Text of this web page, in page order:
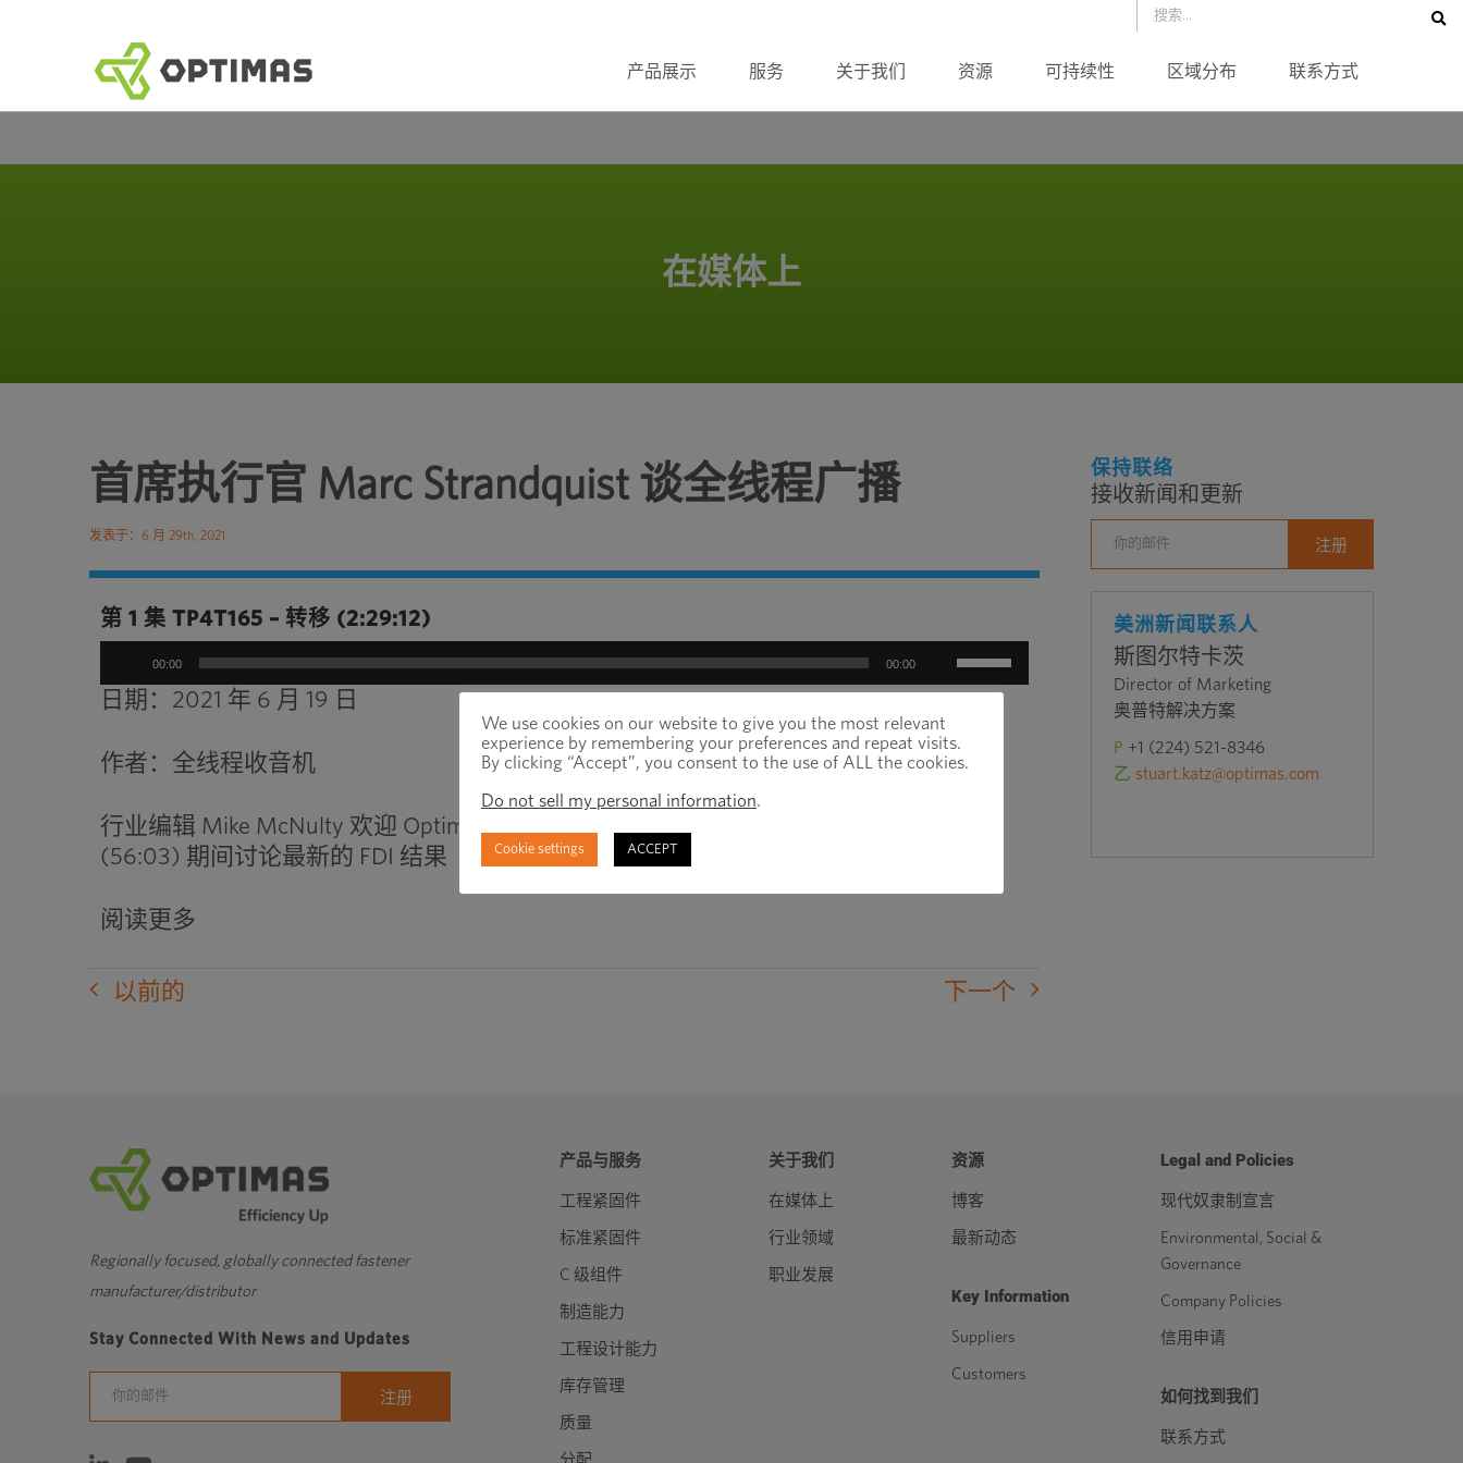
容
产品展示 服务 关于我们 资源 可持续性 区域分布 联系方式
在媒体上
首席执行官 Marc Strandquist 谈全线程广播
发表于：6 月 29th, 2021
第 1 集 TP4T165 – 转移 (2:29:12)
频
播
放
器
00:00 00:00
使
用
/
下
来
或
日期：2021 年 6 月 19 日
作者：全线程收音机
行业编辑 Mike McNulty 欢迎 Optimas 首席执行官 Marc Strandquist 在紧固件新闻报道
(56:03) 期间讨论最新的 FDI 结果
阅读更多在
部
网
以前的 下一个
保持联络
接收新闻和更新
美洲新闻联系人
斯图尔特卡茨
Director of Marketing
奥普特解决方案
P +1 (224) 521-8346
乙 stuart.katz@optimas.com
Regionally focused, globally connected fastener
manufacturer/distributor
Stay Connected With News and Updates
产品与服务
工程紧固件
标准紧固件
C 级组件
制造能力
工程设计能力
库存管理
质量
关于我们
在媒体上
行业领域
职业发展
资源
博客
最新动态
Key Information
Suppliers
Customers
Legal and Policies
现代奴隶制宣言
Environmental, Social &
Governance
Company Policies
信用申请
如何找到我们
联系方式
We use cookies on our website to give you the most relevant
experience by remembering your preferences and repeat visits.
By clicking “Accept”, you consent to the use of ALL the cookies.
Do not sell my personal information.
Cookie settings ACCEPT